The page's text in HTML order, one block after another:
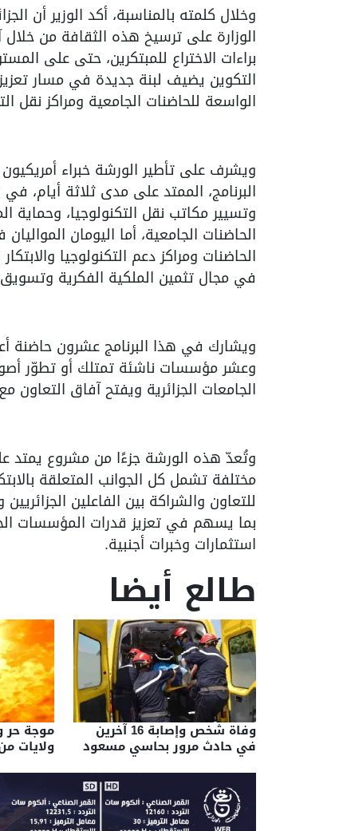
وخلال كلمته بالمناسبة، أكد الوزير أن
الوزارة على ترسيخ هذه الثقافة من
براءات الاختراع للمبتكرين، حتى على
التكوين يضيف لبنة جديدة في مسار
الواسعة للحاضنات الجامعية ومراكز نقل
ويشرف على تأطير الورشة خبراء أمريكيون
البرنامج، الممتد على مدى ثلاثة أيام،
وتسيير مكاتب نقل التكنولوجيا، وحماية
الحاضنات الجامعية، أما اليومان
الحاضنات ومراكز دعم التكنولوجيا
في مجال تثمين الملكية الفكرية وتسويق
ويشارك في هذا البرنامج عشرون حاضنة
وعشر مؤسسات ناشئة تمتلك أو تطوّر
الجامعات الجزائرية ويفتح آفاق التعاون
وتُعدّ هذه الورشة جزءًا من مشروع يمتد
مختلفة تشمل كل الجوانب المتعلقة
للتعاون والشراكة بين الفاعلين
بما يسهم في تعزيز قدرات المؤسسات
استثمارات وخبرات أجنبية.
طالع أيضا
وفاة شخص وإصابة 16 آخرين
في حادث مرور بحاسي مسعود
موجة حر
ولايات